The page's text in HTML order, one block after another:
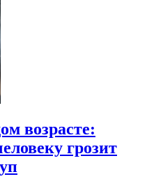
возрасте:
грозит